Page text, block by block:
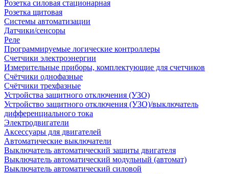
Розетка силовая стационарная
Розетка щитовая
Системы автоматизации
Датчики/сенсоры
Реле
Программируемые логические контроллеры
Счетчики электроэнергии
Измерительные приборы, комплектующие для счетчиков
Счётчики однофазные
Счётчики трехфазные
Устройства защитного отключения (УЗО)
Устройство защитного отключения (УЗО)/выключатель
дифференциального тока
Электродвигатели
Аксессуары для двигателей
Автоматические выключатели
Выключатель автоматический защиты двигателя
Выключатель автоматический модульный (автомат)
Выключатель автоматический силовой